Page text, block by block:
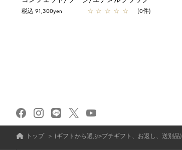
税込 91,300yen ☆ ☆ ☆ ☆ ☆ (0件)
トップ ＞ (ギフトから選ぶ>プチギフト、お返し、送別品)